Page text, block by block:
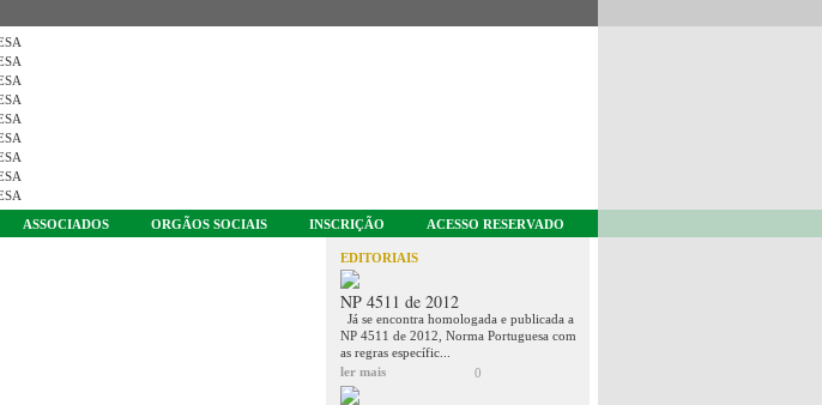
ASSOCIADOS ORGÃOS SOCIAIS INSCRIÇÃO ACESSO RESERVADO
EDITORIAIS
NP 4511 de 2012
Já se encontra homologada e publicada a
NP 4511 de 2012, Norma Portuguesa com
as regras específic...
ler mais
0